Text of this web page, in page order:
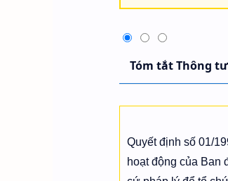
Quyết định số 01/
hoạt động của Ban